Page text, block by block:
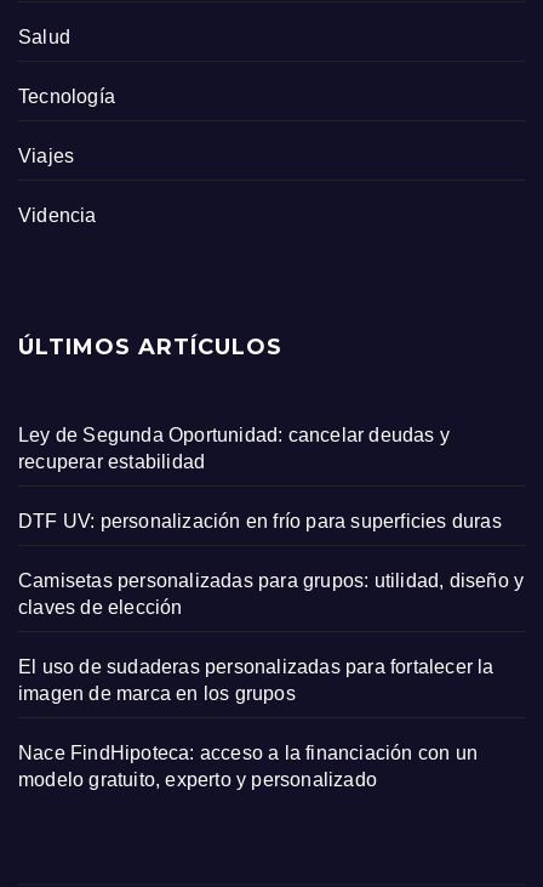
Salud
Tecnología
Viajes
Videncia
ÚLTIMOS ARTÍCULOS
Ley de Segunda Oportunidad: cancelar deudas y
recuperar estabilidad
DTF UV: personalización en frío para superficies duras
Camisetas personalizadas para grupos: utilidad, diseño y
claves de elección
El uso de sudaderas personalizadas para fortalecer la
imagen de marca en los grupos
Nace FindHipoteca: acceso a la financiación con un
modelo gratuito, experto y personalizado